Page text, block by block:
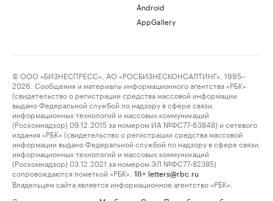
Android
AppGallery
© ООО «БИЗНЕСПРЕСС», АО «РОСБИЗНЕСКОНСАЛТИНГ», 1995–
2026. Сообщения и материалы информационного агентства «РБК»
(свидетельство о регистрации средства массовой информации
выдано Федеральной службой по надзору в сфере связи,
информационных технологий и массовых коммуникаций
(Роскомнадзор) 09.12.2015 за номером ИА №ФС77-63848) и сетевого
издания «РБК» (свидетельство о регистрации средства массовой
информации выдано Федеральной службой по надзору в сфере связи,
информационных технологий и массовых коммуникаций
(Роскомнадзор) 03.12.2021 за номером ЭЛ №ФС77-82385)
сопровождаются пометкой «РБК».
18+ letters@rbc.ru
Владельцем сайта является информационное агентство «РБК».